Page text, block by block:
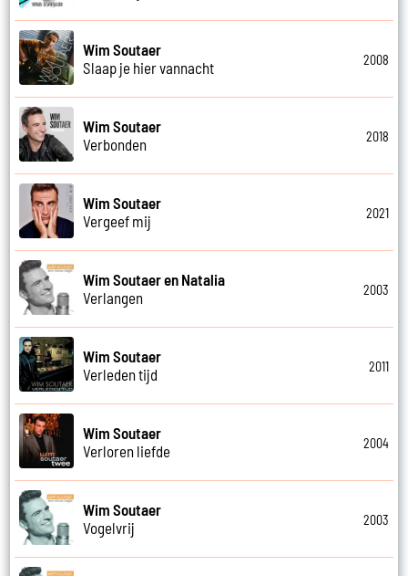
Wim Soutaer
Slaap je hier vannacht
2008
Wim Soutaer
Verbonden
2018
Wim Soutaer
Vergeef mij
2021
Wim Soutaer en Natalia
Verlangen
2003
Wim Soutaer
Verleden tijd
2011
Wim Soutaer
Verloren liefde
2004
Wim Soutaer
Vogelvrij
2003